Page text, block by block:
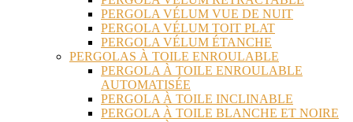
PERGOLA VÉLUM VUE DE NUIT
PERGOLA VÉLUM TOIT PLAT
PERGOLA VÉLUM ÉTANCHE
PERGOLAS À TOILE ENROULABLE
PERGOLA À TOILE ENROULABLE
AUTOMATISÉE
PERGOLA À TOILE INCLINABLE
PERGOLA À TOILE BLANCHE ET NOIRE